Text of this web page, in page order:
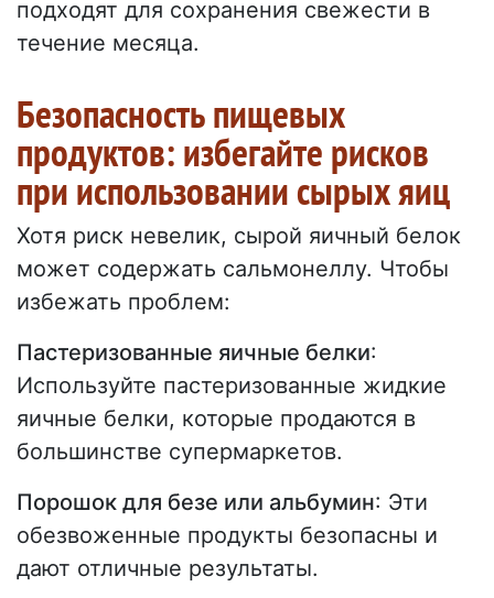
подходят для сохранения свежести в
течение месяца.
Безопасность пищевых
продуктов: избегайте рисков
при использовании сырых яиц
Хотя риск невелик, сырой яичный белок
может содержать сальмонеллу. Чтобы
избежать проблем:
Пастеризованные яичные белки:
Используйте пастеризованные жидкие
яичные белки, которые продаются в
большинстве супермаркетов.
Порошок для безе или альбумин: Эти
обезвоженные продукты безопасны и
дают отличные результаты.